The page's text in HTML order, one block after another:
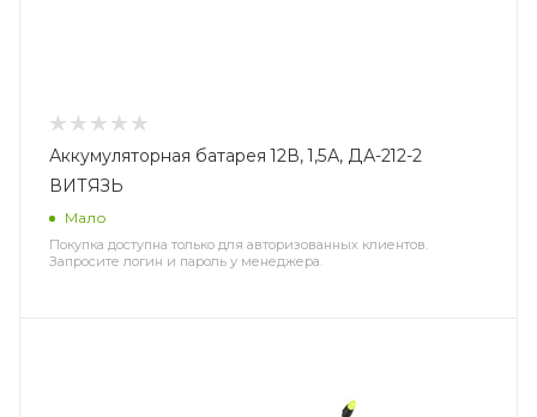
Аккумуляторная батарея 12В, 1,5А, ДА-212-2
ВИТЯЗЬ
Мало
Покупка доступна только для авторизованных клиентов.
Запросите логин и пароль у менеджера.